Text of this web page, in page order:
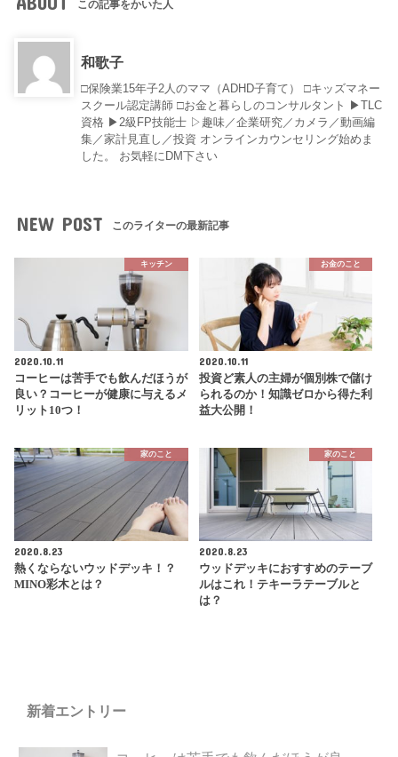
この記事をかいた人
和歌子
□保険業15年子2人のママ（ADHD子育て） □キッズマネー
スクール認定講師 □お金と暮らしのコンサルタント ▶︎TLC
資格 ▶︎2級FP技能士 ▷趣味／企業研究／カメラ／動画編
集／家計見直し／投資 オンラインカウンセリング始めま
した。 お気軽にDM下さい
NEW POST このライターの最新記事
キッチン
2020.10.11
コーヒーは苦手でも飲んだほうが
良い？コーヒーが健康に与えるメ
リット10つ！
お金のこと
2020.10.11
投資ど素人の主婦が個別株で儲け
られるのか！知識ゼロから得た利
益大公開！
家のこと
2020.8.23
熱くならないウッドデッキ！？
MINO彩木とは？
家のこと
2020.8.23
ウッドデッキにおすすめのテーブ
ルはこれ！テキーラテーブルと
は？
新着エントリー